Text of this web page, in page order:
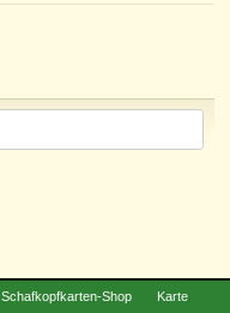
Schafkopfkarten-Shop Karte